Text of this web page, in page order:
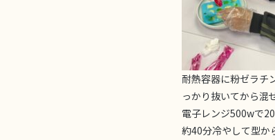
耐熱容器に粉ゼラチ
っかり抜いてから混
電子レンジ500wで
約40分冷やして型か